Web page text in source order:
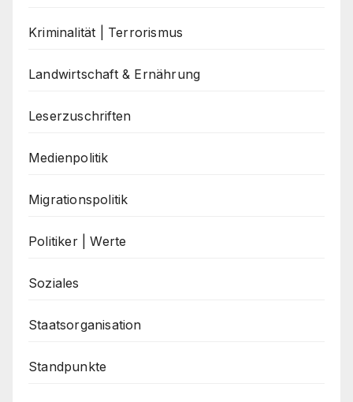
Kriminalität | Terrorismus
Landwirtschaft & Ernährung
Leserzuschriften
Medienpolitik
Migrationspolitik
Politiker | Werte
Soziales
Staatsorganisation
Standpunkte